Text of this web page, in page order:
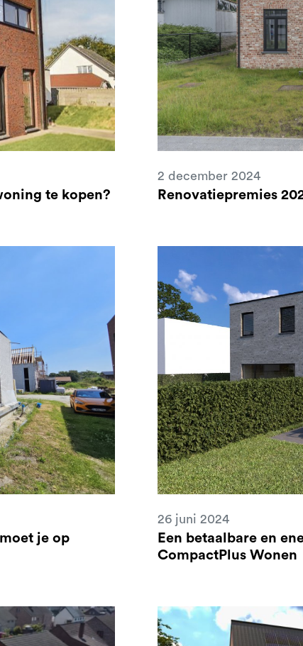
te kopen?
2 december 2024
Renovatiepremies
je op
26 juni 2024
Een betaalbare en
CompactPlus Wonen